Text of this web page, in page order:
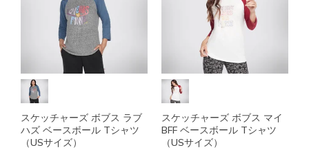
スケッチャーズ ボブス ラブ
ハズ ベースボール Tシャツ
（USサイズ）
スケッチャーズ ボブス マイ
BFF ベースボール Tシャツ
（USサイズ）